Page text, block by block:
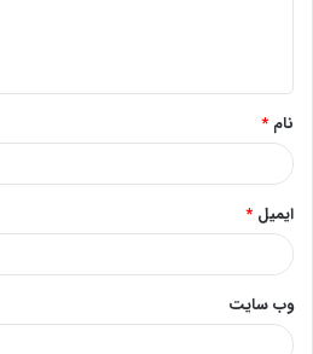
*
نام *
ایمیل *
وب‌ سایت